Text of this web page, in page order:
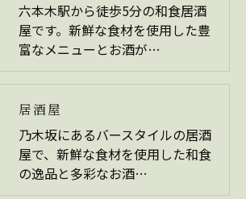
六本木駅から徒歩5分の和食居酒
屋です。新鮮な食材を使用した豊
富なメニューとお酒が…
居酒屋
乃木坂にあるバースタイルの居酒
屋で、新鮮な食材を使用した和食
の逸品と多彩なお酒…